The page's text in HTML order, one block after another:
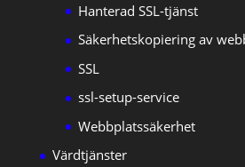
Hanterad SSL-tjänst
Säkerhetskopiering av
SSL
ssl-setup-service
Webbplatssäkerhet
Värdtjänster